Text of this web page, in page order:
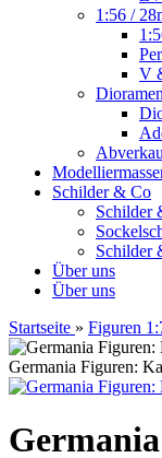
1:56 /
V
Schilder & Co
Schilder
Schilder
Über uns
Über uns
Startseite » Figuren
Germania Figuren: